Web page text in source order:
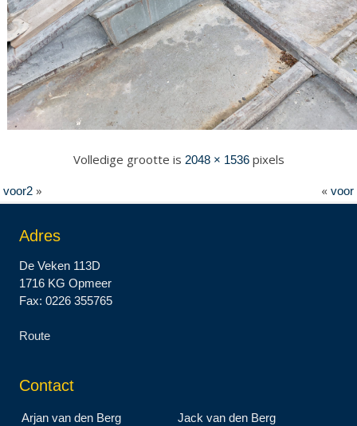
Volledige grootte is 2048 × 1536pixels
voor2 » « voor
Adres
De Veken 113D
1716 KG Opmeer
Fax: 0226 355765
Route
Contact
Arjan van den Berg
Jack van den Berg